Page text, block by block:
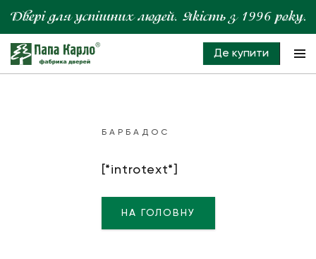
Де купити
БАРБАДОС
[*introtext*]
НА ГОЛОВНУ